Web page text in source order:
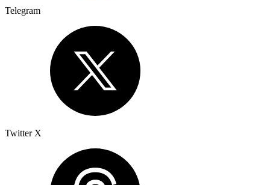
Telegram
Twitter X